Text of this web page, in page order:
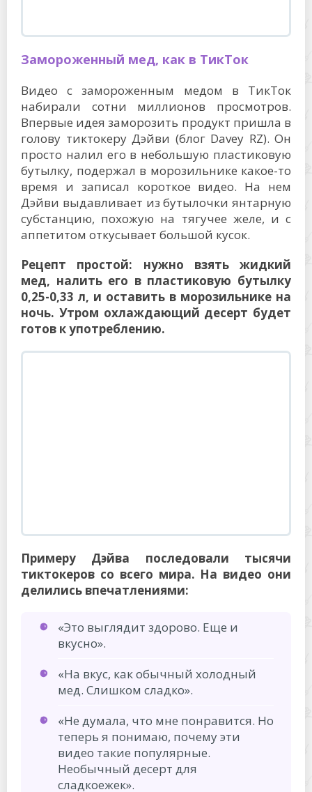
Замороженный мед, как в ТикТок
Видео с замороженным медом в ТикТок
набирали сотни миллионов просмотров.
Впервые идея заморозить продукт пришла в
голову тиктокеру Дэйви (блог Davey RZ). Он
просто налил его в небольшую пластиковую
бутылку, подержал в морозильнике какое-то
время и записал короткое видео. На нем
Дэйви выдавливает из бутылочки янтарную
субстанцию, похожую на тягучее желе, и с
аппетитом откусывает большой кусок.
Рецепт простой: нужно взять жидкий
мед, налить его в пластиковую бутылку
0,25-0,33 л, и оставить в морозильнике на
ночь. Утром охлаждающий десерт будет
готов к употреблению.
«Не думала, что мне понравится. Но
теперь я понимаю, почему эти
видео такие популярные.
сладкоежек».
«Моя дочь называет это медовым
мороженым. Я не разделяю ее
восторга. Отношусь спокойно.
Очередной тренд, о котором вскоре
все забудут».
«Очевидно, это можно есть в очень
жаркий день. Помогает охладиться
и взбодриться».